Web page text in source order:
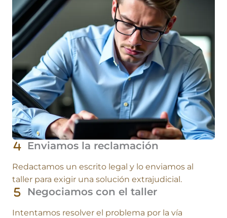
Enviamos la reclamación
Redactamos un escrito legal y lo enviamos al
taller para exigir una solución extrajudicial.
Negociamos con el taller
Intentamos resolver el problema por la vía